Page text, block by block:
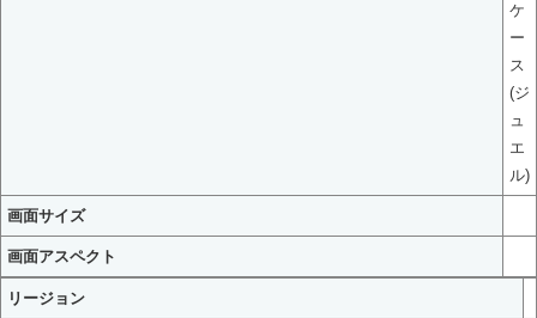
ケ
ー
ス
(ジ
ュ
エ
ル)
画面サイズ
画面アスペクト
リージョン